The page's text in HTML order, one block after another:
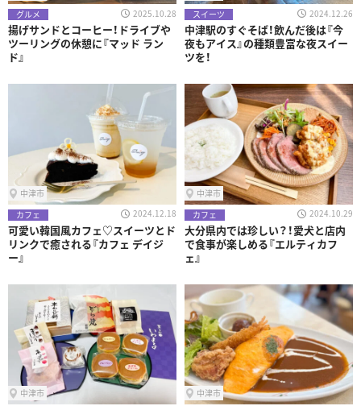
グルメ
2025.10.28
揚げサンドとコーヒー！ドライブや
ツーリングの休憩に『マッド ラン
ド』
スイーツ
2024.12.26
中津駅のすぐそば！飲んだ後は『今
夜もアイス』の種類豊富な夜スイー
ツを！
中津市
カフェ
2024.12.18
可愛い韓国風カフェ♡スイーツとド
リンクで癒される『カフェ デイジ
ー』
中津市
カフェ
2024.10.29
大分県内では珍しい？！愛犬と店内
で食事が楽しめる『エルティカフ
ェ』
中津市
中津市